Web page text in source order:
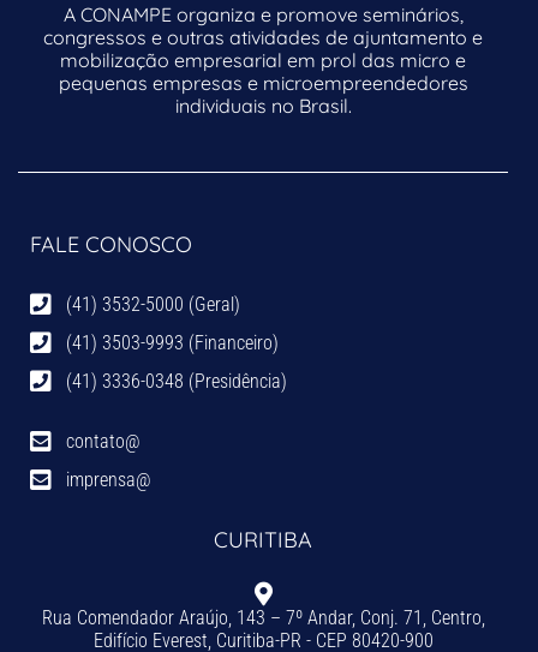
A CONAMPE organiza e promove seminários,
congressos e outras atividades de ajuntamento e
mobilização empresarial em prol das micro e
pequenas empresas e microempreendedores
individuais no Brasil.
FALE CONOSCO
(41) 3532-5000 (Geral)
(41) 3503-9993 (Financeiro)
(41) 3336-0348 (Presidência)
contato@
imprensa@
CURITIBA
Rua Comendador Araújo, 143 – 7º Andar, Conj. 71, Centro,
Edifício Everest, Curitiba-PR - CEP 80420-900